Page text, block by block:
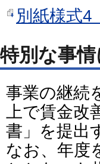
別紙様式
特別な事
事業の継続
上で賃金
書」を提出
なお、年度